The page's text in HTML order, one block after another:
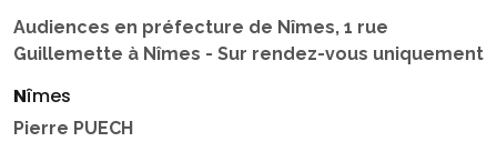
Audiences en préfecture de Nîmes, 1 rue
Guillemette à Nîmes - Sur rendez-vous uniquement
Nîmes
Pierre PUECH